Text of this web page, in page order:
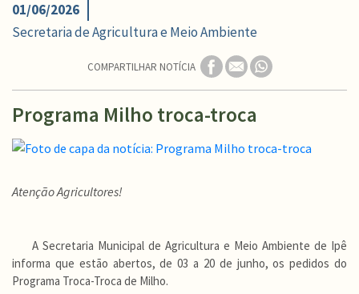
01/06/2026
Secretaria de Agricultura e Meio Ambiente
COMPARTILHAR NOTÍCIA
Programa Milho troca-troca
Atenção Agricultores!
A Secretaria Municipal de Agricultura e Meio Ambiente de Ipê
informa que estão abertos, de 03 a 20 de junho, os pedidos do
Programa Troca-Troca de Milho.